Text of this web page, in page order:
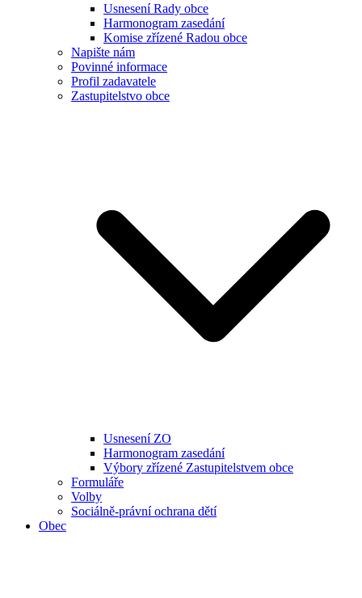
Usnesení Rady obce
Harmonogram zasedání
Komise zřízené Radou obce
Napište nám
Povinné informace
Profil zadavatele
Zastupitelstvo obce
Usnesení ZO
Harmonogram zasedání
Výbory zřízené Zastupitelstvem obce
Formuláře
Volby
Sociálně-právní ochrana dětí
Obec